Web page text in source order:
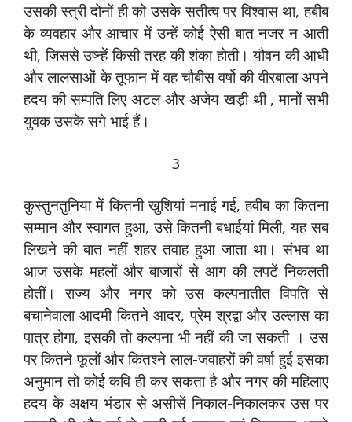
उसकी स्‍त्री दोनों ही को उसके सतीत्‍व पर विश्‍वास था, हबी‍ब
के व्‍यवहार और आचार में उन्‍हें कोई ऐसी बात नजर न आती
थी, जिससे उष्‍न्‍हें किसी तरह की शंका होती। यौवन की आधी
और लालसाओं के तूफान में वह चौबीस वर्षो की वीरबाला अपने
हदय की सम्‍पति लिए अटल और अजेय खड़ी थी , मानों सभी
युवक उसके सगे भाई हैं।
3
कुस्‍तुनतुनिया में कितनी खुशियां मनाई गई, हवीब का कितना
सम्‍मान और स्‍वागत हुआ, उसे कितनी बधाईयां मिली, यह सब
लिखने की बात नहीं शहर तवाह हुआ जाता था। संभव था
आज उसके महलों और बाजारों से आग की लपटें निकलती
होतीं। राज्‍य और नगर को उस कल्‍पनातीत विपति से
बचानेवाला आदमी कितने आदर, प्रेम श्रद्वा और उल्‍लास का
पात्र होगा, इसकी तो कल्‍पना भी नहीं की जा सकती । उस
पर कितने फूलों और कितश्‍ने लाल-जवाहरों की वर्षा हुई इसका
अनुमान तो कोई ‍कवि ही कर सकता है और नगर की महिलाए
हदय के अक्षय भंडार से असीसें निकाल-निकालकर उस पर